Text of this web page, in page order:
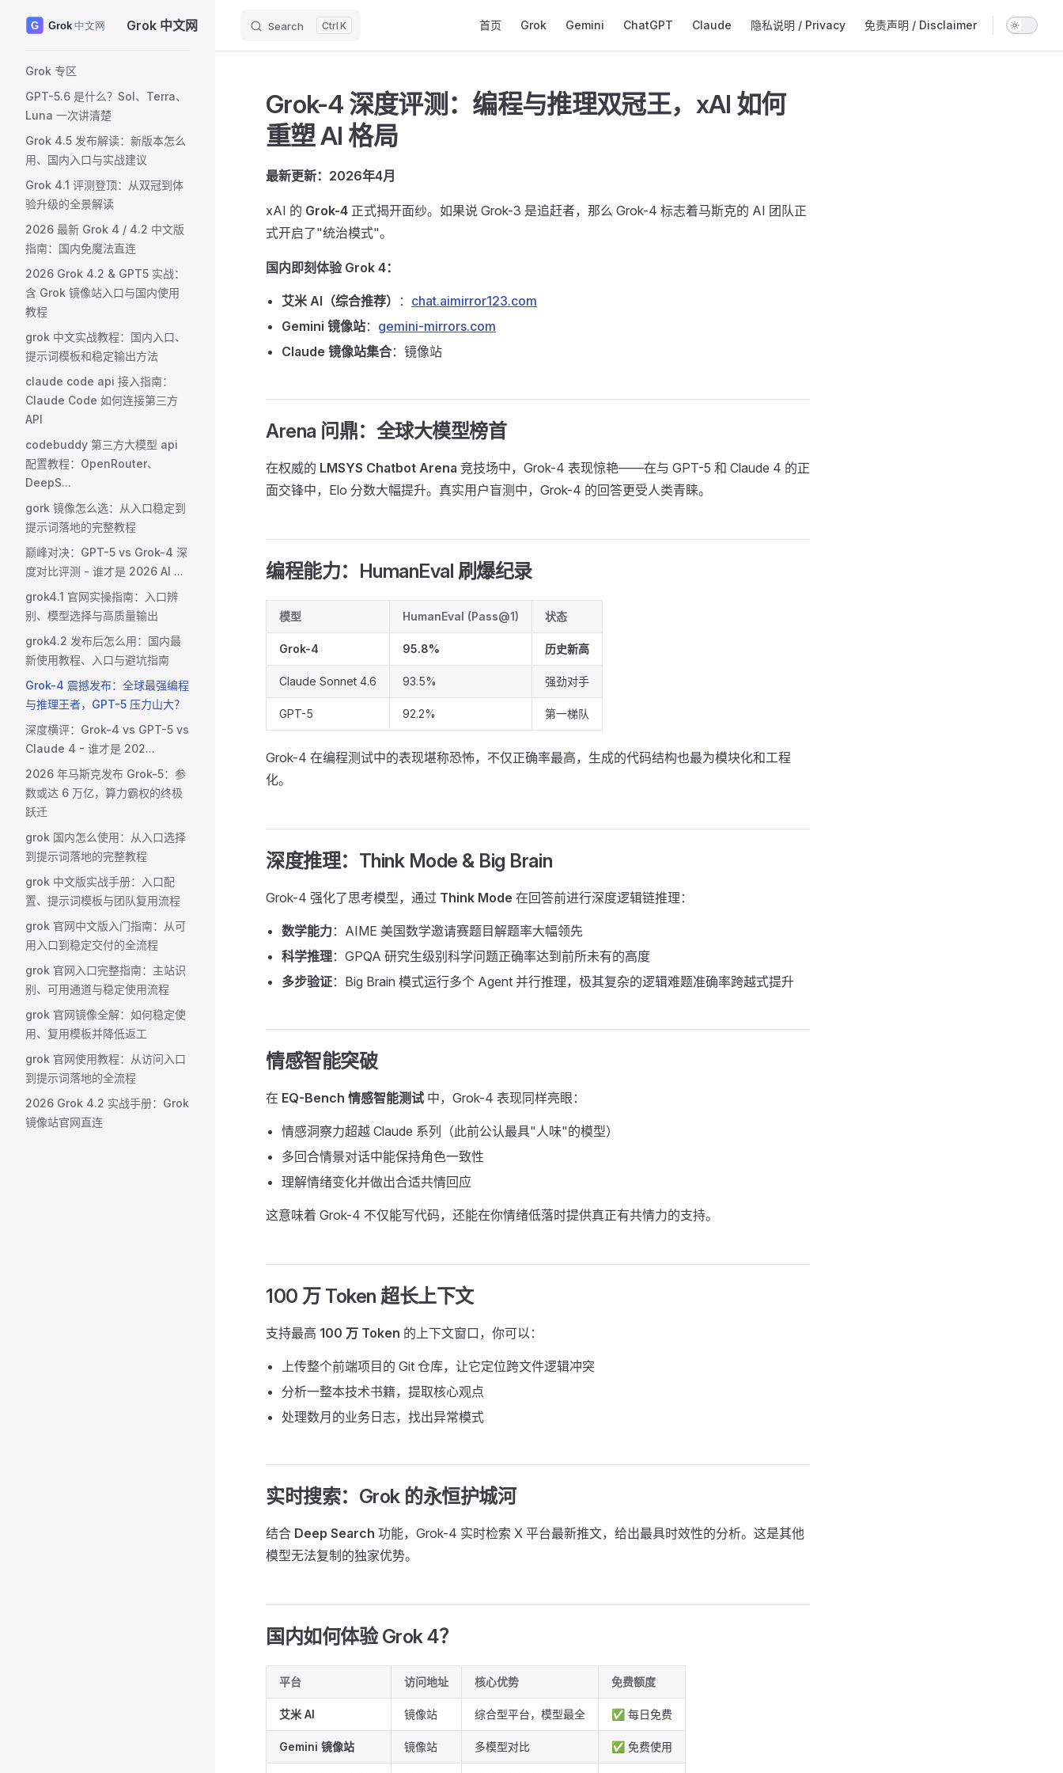
Skip to content Grok 中文网 Search K 首页 Grok Gemini ChatGPT Claude 隐私说明 / Privacy 免责声明 / Disclaimer
Grok 专区
GPT-5.6 是什么？Sol、Terra、
Luna 一次讲清楚
Grok 4.5 发布解读：新版本怎么
用、国内入口与实战建议
Grok 4.1 评测登顶：从双冠到体
验升级的全景解读
2026 最新 Grok 4 / 4.2 中文版
指南：国内免魔法直连
2026 Grok 4.2 & GPT5 实战：
含 Grok 镜像站入口与国内使用
教程
grok 中文实战教程：国内入口、
提示词模板和稳定输出方法
claude code api 接入指南：
Claude Code 如何连接第三方
API
codebuddy 第三方大模型 api
配置教程：OpenRouter、
DeepS...
gork 镜像怎么选：从入口稳定到
提示词落地的完整教程
巅峰对决：GPT-5 vs Grok-4 深
度对比评测 - 谁才是 2026 AI ...
grok4.1 官网实操指南：入口辨
别、模型选择与高质量输出
grok4.2 发布后怎么用：国内最
新使用教程、入口与避坑指南
Grok-4 震撼发布：全球最强编程
与推理王者，GPT-5 压力山大？
深度横评：Grok-4 vs GPT-5 vs
Claude 4 - 谁才是 202...
2026 年马斯克发布 Grok-5：参
数或达 6 万亿，算力霸权的终极
跃迁
grok 国内怎么使用：从入口选择
到提示词落地的完整教程
grok 中文版实战手册：入口配
置、提示词模板与团队复用流程
grok 官网中文版入门指南：从可
用入口到稳定交付的全流程
grok 官网入口完整指南：主站识
别、可用通道与稳定使用流程
grok 官网镜像全解：如何稳定使
用、复用模板并降低返工
grok 官网使用教程：从访问入口
到提示词落地的全流程
2026 Grok 4.2 实战手册：Grok
镜像站官网直连
Grok-4 深度评测：编程与推理双冠王，xAI 如何
重塑 AI 格局
最新更新：2026年4月
xAI 的 Grok-4 正式揭开面纱。如果说 Grok-3 是追赶者，那么 Grok-4 标志着马斯克的 AI 团队正
式开启了"统治模式"。
国内即刻体验 Grok 4：
艾米 AI（综合推荐） ： chat.aimirror123.com
Gemini 镜像站： gemini-mirrors.com
Claude 镜像站集合：镜像站
Arena 问鼎：全球大模型榜首
在权威的 LMSYS Chatbot Arena 竞技场中，Grok-4 表现惊艳——在与 GPT-5 和 Claude 4 的正
面交锋中，Elo 分数大幅提升。真实用户盲测中，Grok-4 的回答更受人类青睐。
编程能力：HumanEval 刷爆纪录
模型 HumanEval (Pass@1) 状态
Grok-4 95.8% 历史新高
Claude Sonnet 4.6 93.5% 强劲对手
GPT-5 92.2% 第一梯队
Grok-4 在编程测试中的表现堪称恐怖，不仅正确率最高，生成的代码结构也最为模块化和工程
化。
深度推理：Think Mode & Big Brain
Grok-4 强化了思考模型，通过 Think Mode 在回答前进行深度逻辑链推理：
数学能力：AIME 美国数学邀请赛题目解题率大幅领先
科学推理：GPQA 研究生级别科学问题正确率达到前所未有的高度
多步验证：Big Brain 模式运行多个 Agent 并行推理，极其复杂的逻辑难题准确率跨越式提升
情感智能突破
在 EQ-Bench 情感智能测试 中，Grok-4 表现同样亮眼：
情感洞察力超越 Claude 系列（此前公认最具"人味"的模型）
多回合情景对话中能保持角色一致性
理解情绪变化并做出合适共情回应
这意味着 Grok-4 不仅能写代码，还能在你情绪低落时提供真正有共情力的支持。
100 万 Token 超长上下文
支持最高 100 万 Token 的上下文窗口，你可以：
上传整个前端项目的 Git 仓库，让它定位跨文件逻辑冲突
分析一整本技术书籍，提取核心观点
处理数月的业务日志，找出异常模式
实时搜索：Grok 的永恒护城河
结合 Deep Search 功能，Grok-4 实时检索 X 平台最新推文，给出最具时效性的分析。这是其他
模型无法复制的独家优势。
国内如何体验 Grok 4？
平台 访问地址 核心优势 免费额度
艾米 AI 镜像站 综合型平台，模型最全 ✅ 每日免费
Gemini 镜像站 镜像站 多模型对比 ✅ 免费使用